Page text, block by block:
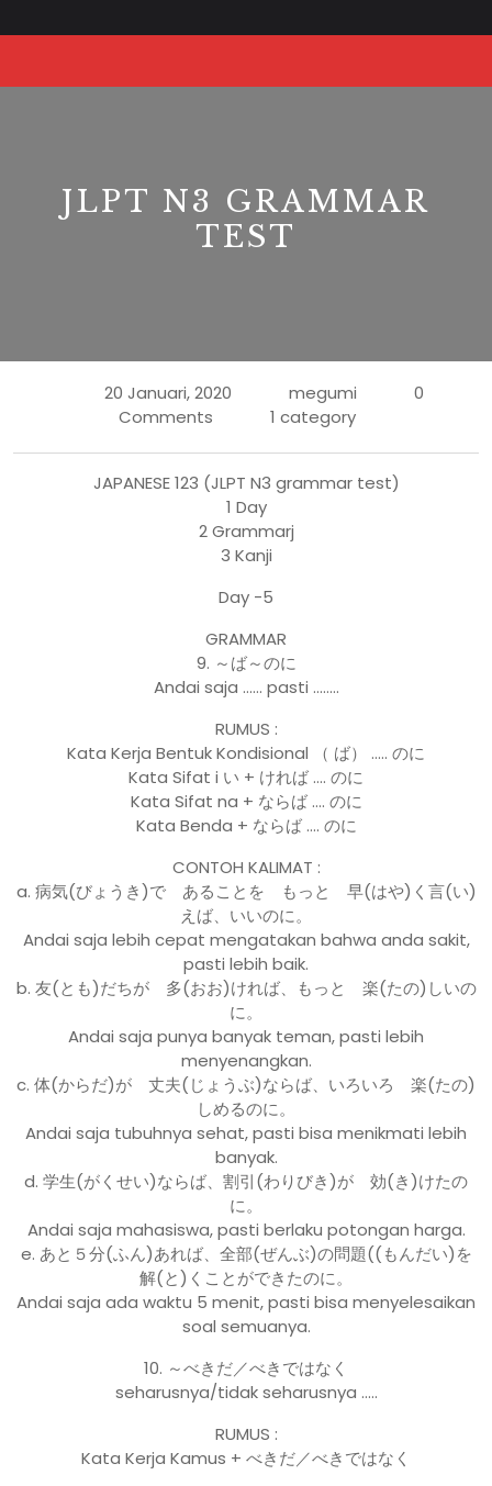
to
JLPT N3 GRAMMAR
TEST
20 Januari, 2020 megumi
0
Comments
1 category
JAPANESE 123 (JLPT N3 grammar test)
1 Day
2 Grammarj
3 Kanji
Day -5
GRAMMAR
9. ～ば～のに
Andai saja …… pasti ……..
RUMUS :
Kata Kerja Bentuk Kondisional （ ば） ….. のに
Kata Sifat i い + ければ …. のに
Kata Sifat na + ならば …. のに
Kata Benda + ならば …. のに
CONTOH KALIMAT :
a. 病気(びょうき)で あることを もっと 早(はや)く言(い)
えば、いいのに。
Andai saja lebih cepat mengatakan bahwa anda sakit,
pasti lebih baik.
b. 友(とも)だちが 多(おお)ければ、もっと 楽(たの)しいの
に。
Andai saja punya banyak teman, pasti lebih
menyenangkan.
c. 体(からだ)が 丈夫(じょうぶ)ならば、いろいろ 楽(たの)
しめるのに。
Andai saja tubuhnya sehat, pasti bisa menikmati lebih
banyak.
d. 学生(がくせい)ならば、割引(わりびき)が 効(き)けたの
に。
Andai saja mahasiswa, pasti berlaku potongan harga.
e. あと５分(ふん)あれば、全部(ぜんぶ)の問題((もんだい)を
解(と)くことができたのに。
Andai saja ada waktu 5 menit, pasti bisa menyelesaikan
soal semuanya.
10. ～べきだ／べきではなく
seharusnya/tidak seharusnya …..
RUMUS :
Kata Kerja Kamus + べきだ／べきではなく